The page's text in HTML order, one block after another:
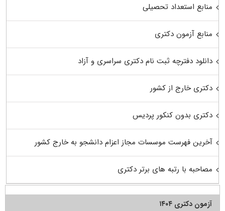
منابع استعداد تحصیلی
منابع آزمون دکتری
دانلود دفترچه ثبت نام دکتری سراسری و آزاد
دکتری خارج از کشور
دکتری بدون کنکور پردیس
آخرین فهرست موسسات مجاز اعزام دانشجو به خارج کشور
مصاحبه با رتبه های برتر دکتری
آزمون دکتری ۱۴۰۴